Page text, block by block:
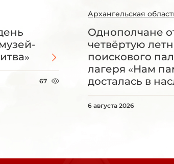
67
Архангельская
Однополчане
четвёртую
поискового
лагеря «Нам
досталась в
6 августа 2026